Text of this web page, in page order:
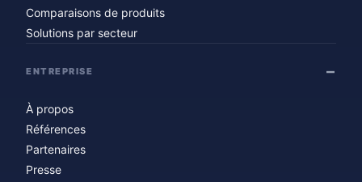
Comparaisons de produits
Solutions par secteur
ENTREPRISE
À propos
Références
Partenaires
Presse